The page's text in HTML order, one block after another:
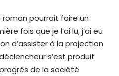
roman pourrait faire un
fois que je l’ai lu, j’ai eu
d’assister à la projection
s’est produit
de la société